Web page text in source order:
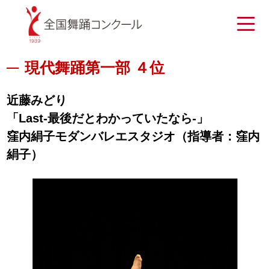
現代舞踊第一部 ４位
近藤みどり
「Last-最後だとわかっていたなら-」
窪内絹子モダンバレエスタジオ（指導者：窪内
絹子）